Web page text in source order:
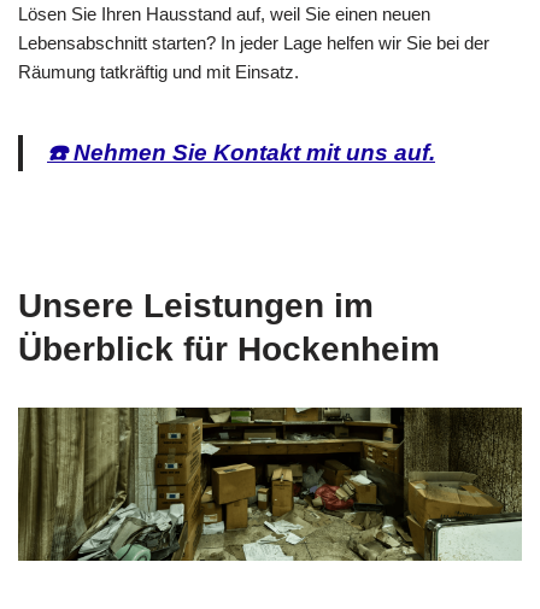
Lösen Sie Ihren Hausstand auf, weil Sie einen neuen
Lebensabschnitt starten? In jeder Lage helfen wir Sie bei der
Räumung tatkräftig und mit Einsatz.
☎️ Nehmen Sie Kontakt mit uns auf.
Unsere Leistungen im
Überblick für Hockenheim